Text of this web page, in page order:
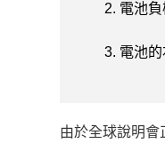
2. 電池
3. 電池
由於全球說明會